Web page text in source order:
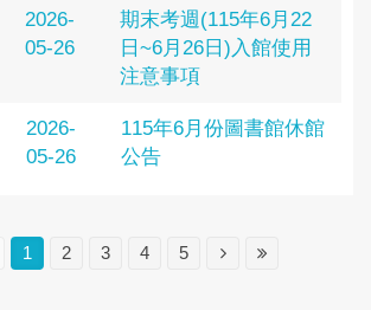
2026-
05-26
期末考週(115年6月22
日~6月26日)入館使用
注意事項
2026-
05-26
115年6月份圖書館休館
公告
1 2 3 4 5